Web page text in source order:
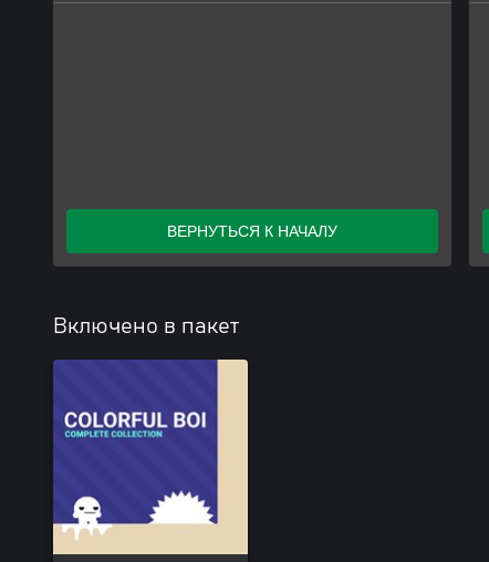
ВЕРНУТЬСЯ К НАЧАЛУ
Включено в пакет